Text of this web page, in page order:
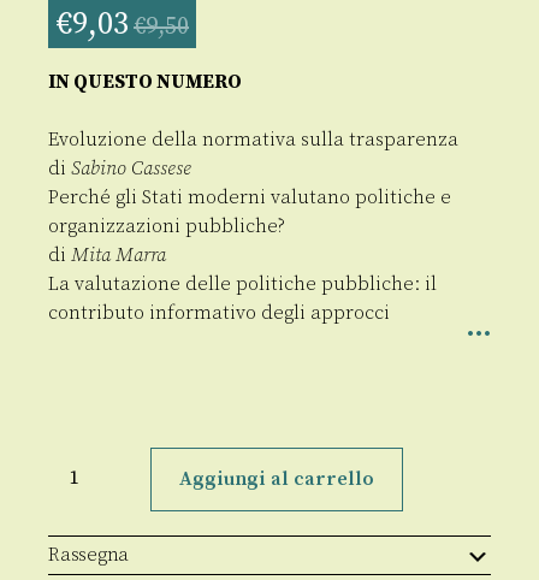
€9,03 €9,50
IN QUESTO NUMERO
Evoluzione della normativa sulla trasparenza
di Sabino Cassese
Perché gli Stati moderni valutano politiche e
organizzazioni pubbliche?
di Mita Marra
La valutazione delle politiche pubbliche: il
contributo informativo degli approcci
1/2018
Aggiungi al carrello
Rassegna